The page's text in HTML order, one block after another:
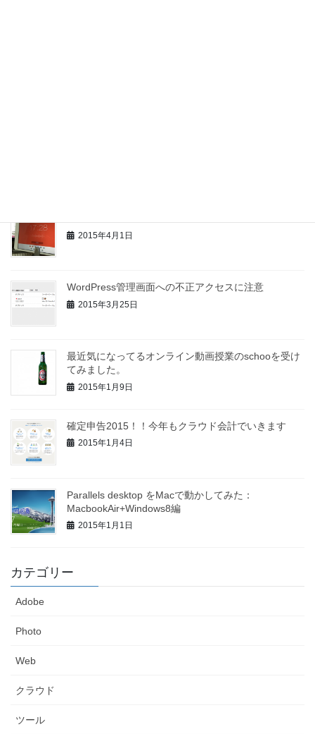
2015年4月1日
WordPress管理画面への不正アクセスに注意
2015年3月25日
最近気になってるオンライン動画授業のschooを受け
てみました。
2015年1月9日
確定申告2015！！今年もクラウド会計でいきます
2015年1月4日
Parallels desktop をMacで動かしてみた：
MacbookAir+Windows8編
2015年1月1日
カテゴリー
Adobe
Photo
Web
クラウド
ツール